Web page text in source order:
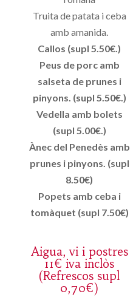
Truita de patata i ceba
amb amanida.
Callos (supl 5.50€.)
Peus de porc amb
salseta de prunes i
pinyons. (supl 5.50€.)
Vedella amb bolets
(supl 5.00€.)
Ànec del Penedès amb
prunes i pinyons. (supl
8.50€)
Popets amb ceba i
tomàquet (supl 7.50€)
Aigua, vi i postres
11€ iva inclòs
(Refrescos supl
0,70€)